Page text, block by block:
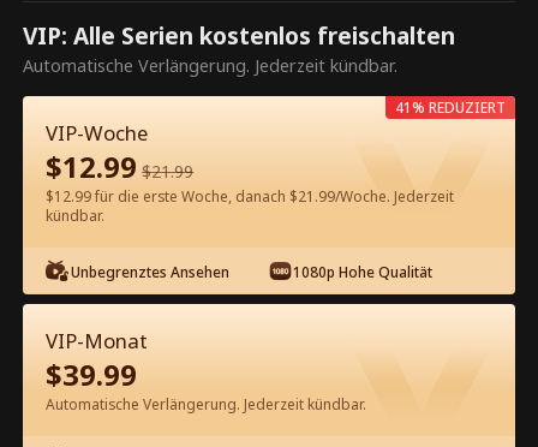
Dies ist eine kostenpflichtige
Episode. Bitte entsperren, um
weiterzusehen.
60Jetzt entsperren
Kostenlos in der App ansehen
VIP: Alle Serien kostenlos freischalten
Automatische Verlängerung. Jederzeit kündbar.
VIP-Woche
$12.99 $21.99
$12.99 für die erste Woche, danach $21.99/Woche. Jederzeit
kündbar.
Unbegrenztes Ansehen 1080p Hohe Qualität
41% REDUZIERT
VIP-Monat
$39.99
Automatische Verlängerung. Jederzeit kündbar.